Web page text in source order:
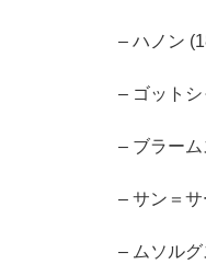
– ハノン
– ゴット
– ブラー
– サン＝
– ムソル